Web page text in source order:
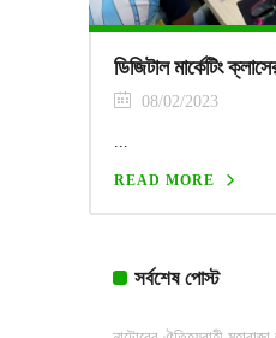
ডিজিটাল মার্কেটিং
08/02/2023
READ MORE
সর্বশেষ পোস্ট